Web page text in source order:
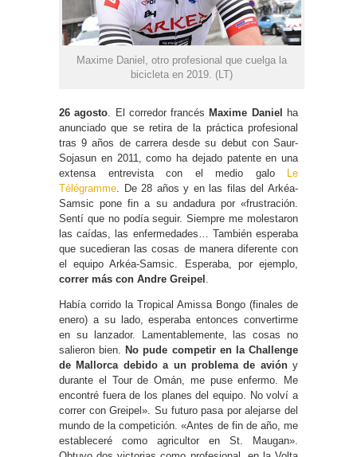
Maxime Daniel, otro profesional que cuelga la
bicicleta en 2019. (LT)
26 agosto . El corredor francés Maxime Daniel
ha
anunciado que se retira de la práctica profesional
tras 9 años de carrera desde su debut con Saur-
Sojasun en 2011, como ha dejado patente en una
extensa entrevista con el medio galo
Le
Télégramme . De 28 años y en las filas del Arkéa-
Samsic pone fin a su andadura por «frustración.
Sentí que no podía seguir. Siempre me molestaron
las caídas, las enfermedades… También esperaba
que sucedieran las cosas de manera diferente con
el equipo Arkéa-Samsic. Esperaba, por ejemplo,
correr más con Andre Greipel
Había corrido la Tropical Amissa Bongo (finales de
enero) a su lado, esperaba entonces convertirme
en su lanzador. Lamentablemente, las cosas no
salieron bien.
No pude competir en la Challenge
de Mallorca debido a un problema de avióny
durante el Tour de Omán, me puse enfermo. Me
encontré fuera de los planes del equipo. No volví a
correr con Greipel». Su futuro pasa por alejarse del
mundo de la competición. «Antes de fin de año, me
estableceré como agricultor en St. Maugan».